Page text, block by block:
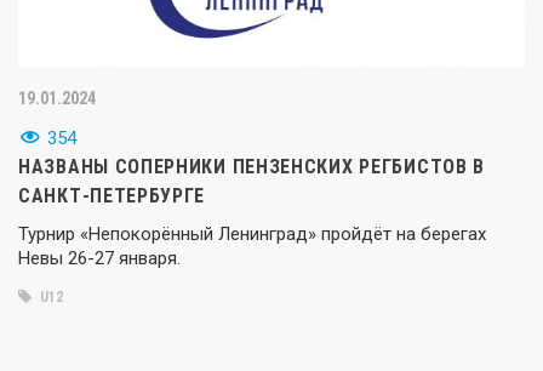
19.01.2024
354
НАЗВАНЫ СОПЕРНИКИ ПЕНЗЕНСКИХ РЕГБИСТОВ В
САНКТ-ПЕТЕРБУРГЕ
Турнир «Непокорённый Ленинград» пройдёт на берегах
Невы 26-27 января.
U12